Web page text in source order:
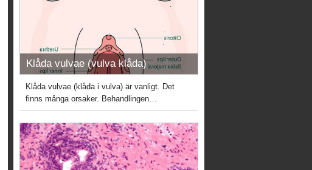
Klåda vulvae (vulva klåda)
Klåda vulvae (klåda i vulva) är vanligt. Det
finns många orsaker. Behandlingen…